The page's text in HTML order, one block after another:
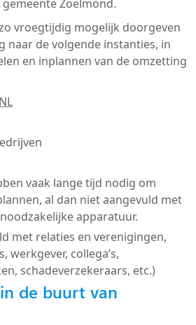
Zoelmond.
vroegtijdig mogelijk doorgeven
naar de volgende instanties, in
en inplannen van de omzetting
vaak lange tijd nodig om
al dan niet aangevuld met
apparatuur.
met relaties en verenigingen,
werkgever, collega’s,
schadeverzekeraars, etc.)
de buurt van